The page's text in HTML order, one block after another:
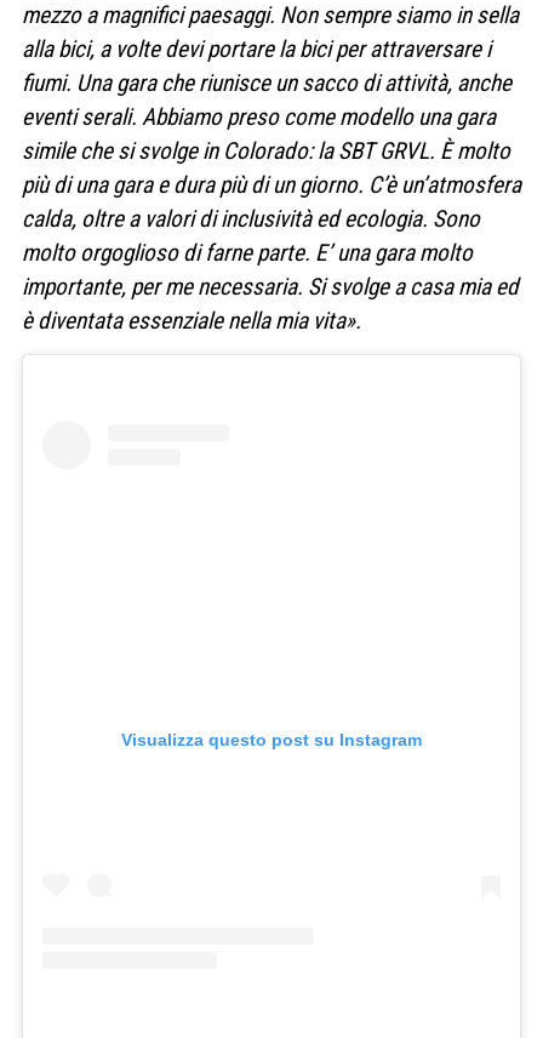
mezzo a magnifici paesaggi. Non sempre siamo in sella
alla bici, a volte devi portare la bici per attraversare i
fiumi. Una gara che riunisce un sacco di attività, anche
eventi serali. Abbiamo preso come modello una gara
simile che si svolge in Colorado: la SBT GRVL. È molto
più di una gara e dura più di un giorno. C’è un’atmosfera
calda, oltre a valori di inclusività ed ecologia. Sono
molto orgoglioso di farne parte. E’ una gara molto
importante, per me necessaria. Si svolge a casa mia ed
è diventata essenziale nella mia vita».
Visualizza questo post su Instagram